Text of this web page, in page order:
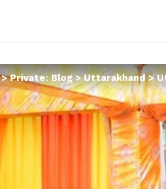
Private: Blog>Uttarakhand>